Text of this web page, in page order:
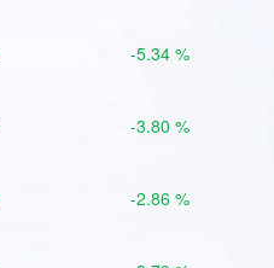
-5.34 %
-3.80 %
-2.86 %